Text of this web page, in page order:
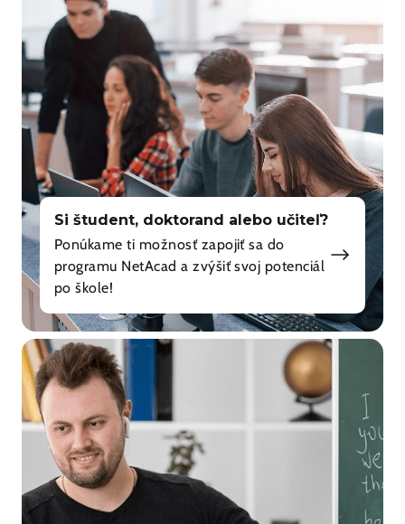
Si študent, doktorand alebo učiteľ?
Ponúkame ti možnosť zapojiť sa do
programu NetAcad a zvýšiť svoj potenciál
po škole!